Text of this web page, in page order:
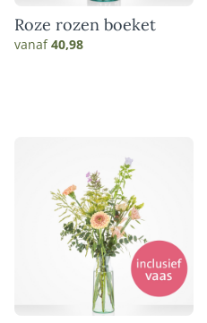
Roze rozen boeket
vanaf40,98